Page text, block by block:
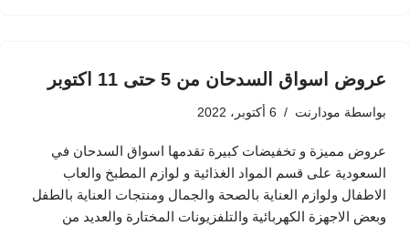
عروض اسواق السدحان من 5 حتى 11 اكتوبر
بواسطة مودارنت 6 أكتوبر، 2022
عروض مميزة و تخفيضات كبيرة تقدمها اسواق السدحان في
السعودية على قسم المواد الغذائية و لوازم المطبخ والعاب
الاطفال ولوازم العناية بالصحة والجمال ومنتجات العناية بالطفل
وبعض الاجهزة الكهربائية والتلفزيونات المختارة والعديد من